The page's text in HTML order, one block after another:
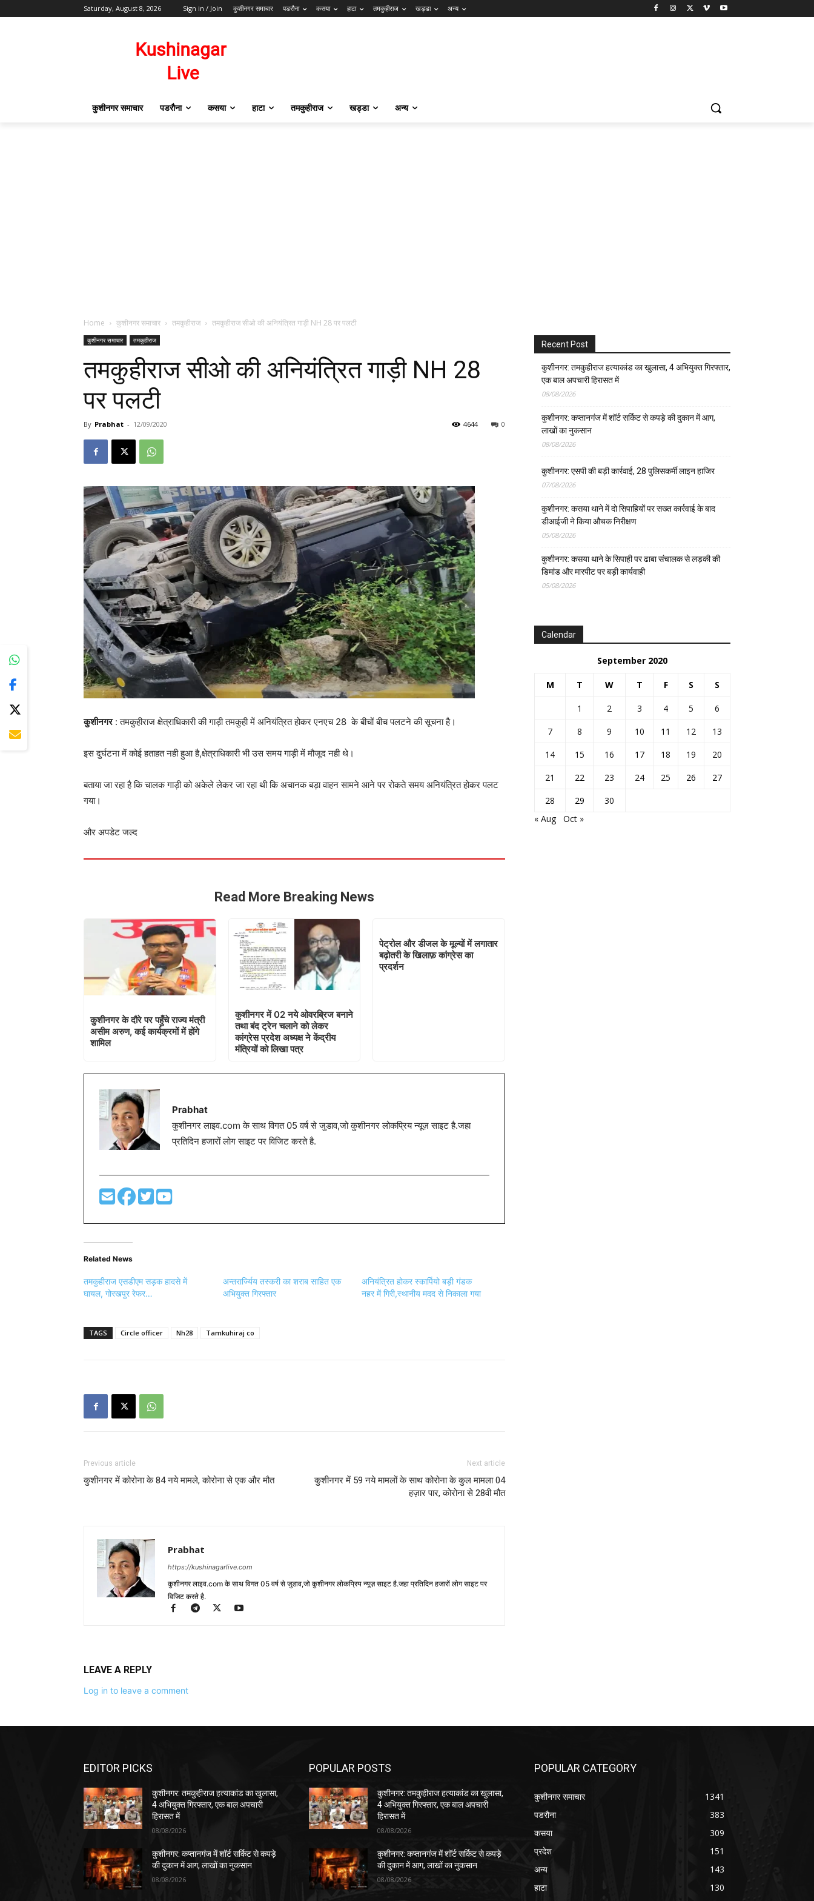
Saturday, August 8, 2026 Sign in / Join कुशीनगर समाचार पडरौना कसया हाटा तमकुहीराज खड्डा अन्य
कुशीनगर समाचार पडरौना कसया हाटा तमकुहीराज खड्डा अन्य
Home कुशीनगर समाचार तमकुहीराज तमकुहीराज सीओ की अनियंत्रित गाड़ी NH 28 पर पलटी
कुशीनगर समाचार तमकुहीराज
तमकुहीराज सीओ की अनियंत्रित गाड़ी NH 28
पर पलटी
By Prabhat - 12/09/2020 0
4644
कुशीनगर: तमकुहीराज क्षेत्राधिकारी की गाड़ी तमकुही में अनियंत्रित होकर एनएच 28 के बीचों बीच पलटने की सूचना है।
इस दुर्घटना में कोई हताहत नही हुआ है,क्षेत्राधिकारी भी उस समय गाड़ी में मौजूद नही थे।
बताया जा रहा है कि चालक गाड़ी को अकेले लेकर जा रहा थी कि अचानक बड़ा वाहन सामने आने पर रोकते समय अनियंत्रित होकर पलट
गया।
और अपडेट जल्द
Read More Breaking News
कुशीनगर के दौरे पर पहुँचे राज्य मंत्री
असीम अरुण, कई कार्यक्रमों में होंगे
शामिल
कुशीनगर में 02 नये ओवरब्रिज बनाने
तथा बंद ट्रेन चलाने को लेकर
कांग्रेस प्रदेश अध्यक्ष ने केंद्रीय
मंत्रियों को लिखा पत्र
पेट्रोल और डीजल के मूल्यों में लगातार
बढ़ोतरी के खिलाफ़ कांग्रेस का
प्रदर्शन
Prabhat
कुशीनगर लाइव.com के साथ विगत 05 वर्ष से जुडाव,जो कुशीनगर लोकप्रिय न्यूज़ साइट है.जहा
प्रतिदिन हजारों लोग साइट पर विजिट करते है.
Related News
तमकुहीराज एसडीएम सड़क हादसे में
घायल, गोरखपुर रेफर…
अन्तरार्ज्यिय तस्करी का शराब साहित एक
अभियुक्त गिरफ्तार
अनियंत्रित होकर स्कार्पियो बड़ी गंडक
नहर में गिरी,स्थानीय मदद से निकाला गया
TAGS Circle officer Nh28 Tamkuhiraj co
Previous article
कुशीनगर में कोरोना के 84 नये मामले, कोरोना से एक और मौत
Next article
कुशीनगर में 59 नये मामलों के साथ कोरोना के कुल मामला 04
हज़ार पार, कोरोना से 28वी मौत
Prabhat
https://kushinagarlive.com
कुशीनगर लाइव.com के साथ विगत 05 वर्ष से जुडाव,जो कुशीनगर लोकप्रिय न्यूज़ साइट है.जहा प्रतिदिन हजारों लोग साइट पर
विजिट करते है.
LEAVE A REPLY
Log in to leave a comment
Recent Post
कुशीनगर: तमकुहीराज हत्याकांड का खुलासा, 4 अभियुक्त गिरफ्तार,
एक बाल अपचारी हिरासत में
08/08/2026
कुशीनगर: कप्तानगंज में शॉर्ट सर्किट से कपड़े की दुकान में आग,
लाखों का नुकसान
08/08/2026
कुशीनगर: एसपी की बड़ी कार्रवाई, 28 पुलिसकर्मी लाइन हाजिर
07/08/2026
कुशीनगर: कसया थाने में दो सिपाहियों पर सख्त कार्रवाई के बाद
डीआईजी ने किया औचक निरीक्षण
05/08/2026
कुशीनगर: कसया थाने के सिपाही पर ढाबा संचालक से लड़की की
डिमांड और मारपीट पर बड़ी कार्यवाही
05/08/2026
Calendar
September 2020
M T W T F S S
1 2 3 4 5
6
7
8 9 10 11 12
13
14
15 16 17 18 19
20
21
22 23 24 25 26
27
28
29
30
« Aug
Oct »
EDITOR PICKS
कुशीनगर: तमकुहीराज हत्याकांड का खुलासा,
4 अभियुक्त गिरफ्तार, एक बाल अपचारी
हिरासत में
08/08/2026
कुशीनगर: कप्तानगंज में शॉर्ट सर्किट से कपड़े
की दुकान में आग, लाखों का नुकसान
08/08/2026
POPULAR POSTS
कुशीनगर: तमकुहीराज हत्याकांड का खुलासा,
4 अभियुक्त गिरफ्तार, एक बाल अपचारी
हिरासत में
08/08/2026
कुशीनगर: कप्तानगंज में शॉर्ट सर्किट से कपड़े
की दुकान में आग, लाखों का नुकसान
08/08/2026
POPULAR CATEGORY
कुशीनगर समाचार
1341
पडरौना
383
कसया
309
प्रदेश
151
अन्य
143
हाटा
130